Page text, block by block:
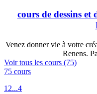
cours de dessins et
Venez donner vie à votre
Renens.
Voir tous les cours (75)
75 cours
1 2...4